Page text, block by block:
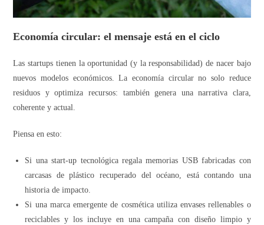
Economía circular: el mensaje está en el ciclo
Las startups tienen la oportunidad (y la responsabilidad) de nacer bajo
nuevos modelos económicos. La economía circular no solo reduce
residuos y optimiza recursos: también genera una narrativa clara,
coherente y actual.
Piensa en esto:
Si una start-up tecnológica regala memorias USB fabricadas con
carcasas de plástico recuperado del océano, está contando una
historia de impacto.
Si una marca emergente de cosmética utiliza envases rellenables o
reciclables y los incluye en una campaña con diseño limpio y